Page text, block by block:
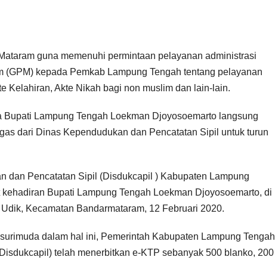
guna memenuhi permintaan pelayanan administrasi
kepada Pemkab Lampung Tengah tentang pelayanan
Kelahiran, Akte Nikah bagi non muslim dan lain-lain.
Lampung Tengah Loekman Djoyosoemarto langsung
dari Dinas Kependudukan dan Pencatatan Sipil untuk turun
Pencatatan Sipil (Disdukcapil ) Kabupaten Lampung
Bupati Lampung Tengah Loekman Djoyosoemarto, di
Kecamatan Bandarmataram, 12 Februari 2020.
dalam hal ini, Pemerintah Kabupaten Lampung Tengah
telah menerbitkan e-KTP sebanyak 500 blanko, 200